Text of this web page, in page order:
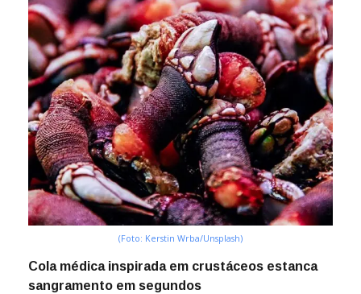
(Foto: Kerstin Wrba/Unsplash)
Cola médica inspirada em crustáceos estanca
sangramento em segundos